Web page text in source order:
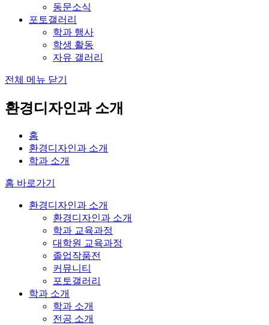
동문소식
포토갤러리
학과 행사
학생 활동
자유 갤러리
전체 메뉴 닫기
환경디자인과 소개
홈
환경디자인과 소개
학과 소개
홈 바로가기
환경디자인과 소개
환경디자인과 소개
학과 교육과정
대학원 교육과정
졸업작품전
커뮤니티
포토갤러리
학과 소개
학과 소개
전공 소개